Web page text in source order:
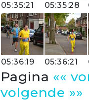
05:35:21 05:35:28
05:36:19 05:36:21
Pagina ««
volgende »»